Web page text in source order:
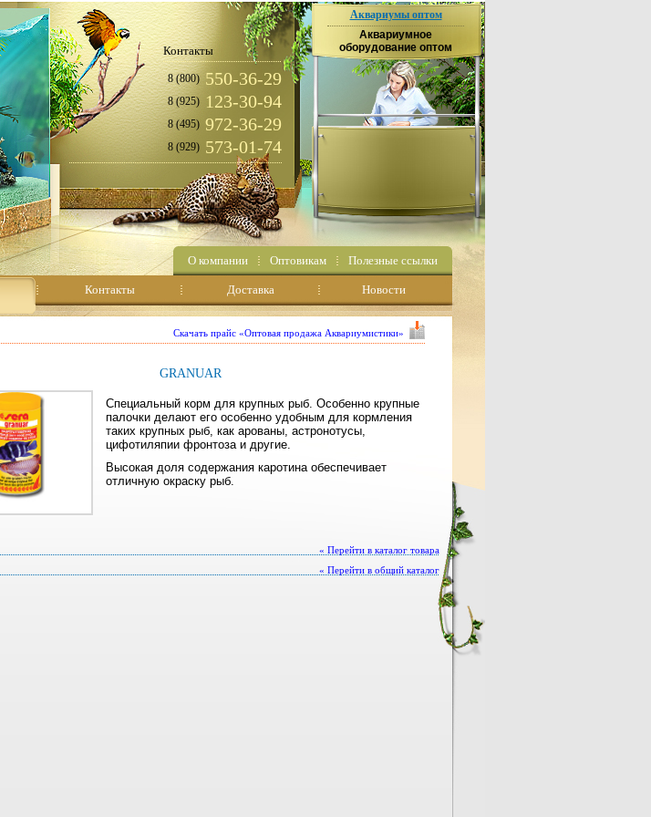
Контакты
8 (800) 550-36-29
8 (925) 123-30-94
8 (495) 972-36-29
8 (929) 573-01-74
Аквариумы оптом
Аквариумное
оборудование оптом
О компании Оптовикам Полезные ссылки
Контакты Доставка Новости
Скачать прайс «Оптовая продажа Аквариумистики»
GRANUAR
Специальный корм для крупных рыб. Особенно крупные
палочки делают его особенно удобным для кормления
таких крупных рыб, как арованы, астронотусы,
цифотиляпии фронтоза и другие.
Высокая доля содержания каротина обеспечивает
отличную окраску рыб.
« Перейти в каталог товара
« Перейти в общий каталог